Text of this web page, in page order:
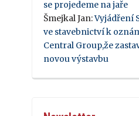
se projedeme na jaře
Šmejkal Jan:Vyjádření
ve stavebnictví k
Central Group,že
novou výstavbu